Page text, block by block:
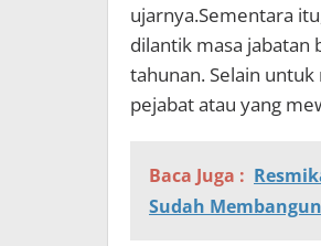
ujarnya.Sementara
dilantik masa
tahunan. Selain
pejabat atau yang
Baca Juga :
Sudah